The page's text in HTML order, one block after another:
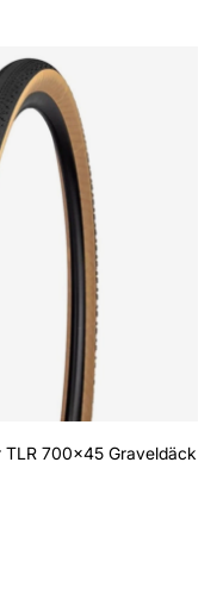
TLR 700x45 Graveldäck